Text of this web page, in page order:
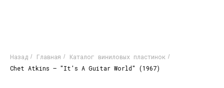
Назад / Главная / Каталог виниловых пластинок /
Chet Atkins – "It's A Guitar World" (1967)